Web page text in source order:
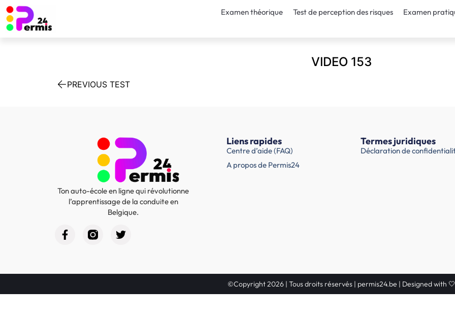
Examen théorique Test de perception des risques Examen
VIDEO 153
PREVIOUS TEST
Ton auto-école en ligne qui révolutionne
l’apprentissage de la conduite en
Belgique.
Liens rapides
Centre d’aide (FAQ)
A propos de Permis24
Termes juridiques
Déclaration de
©Copyright 2026 | Tous droits réservés | permis24.be | Designed with 🤍